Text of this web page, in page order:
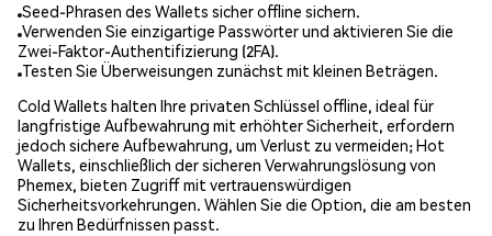
Seed-Phrasen des Wallets sicher offline sichern.
Verwenden Sie einzigartige Passwörter und aktivieren Sie die
Zwei-Faktor-Authentifizierung (2FA).
Testen Sie Überweisungen zunächst mit kleinen Beträgen.
Cold Wallets halten Ihre privaten Schlüssel offline, ideal für
langfristige Aufbewahrung mit erhöhter Sicherheit, erfordern
jedoch sichere Aufbewahrung, um Verlust zu vermeiden; Hot
Wallets, einschließlich der sicheren Verwahrungslösung von
Phemex, bieten Zugriff mit vertrauenswürdigen
Sicherheitsvorkehrungen. Wählen Sie die Option, die am besten
zu Ihren Bedürfnissen passt.